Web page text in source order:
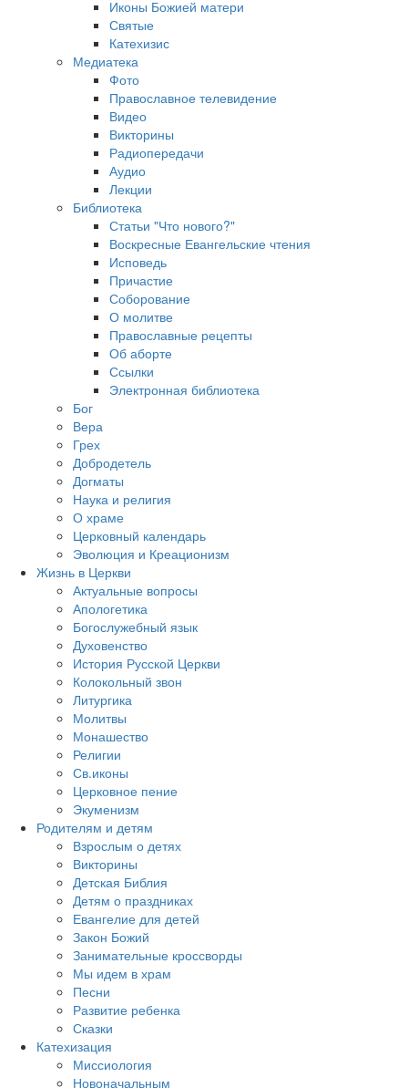
Иконы Божией матери
Святые
Катехизис
Медиатека
Фото
Православное телевидение
Видео
Викторины
Радиопередачи
Аудио
Лекции
Библиотека
Статьи "Что нового?"
Воскресные Евангельские чтения
Исповедь
Причастие
Соборование
О молитве
Православные рецепты
Об аборте
Ссылки
Электронная библиотека
Бог
Вера
Грех
Добродетель
Догматы
Наука и религия
О храме
Церковный календарь
Эволюция и Креационизм
Жизнь в Церкви
Актуальные вопросы
Апологетика
Богослужебный язык
Духовенство
История Русской Церкви
Колокольный звон
Литургика
Молитвы
Монашество
Религии
Св.иконы
Церковное пение
Экуменизм
Родителям и детям
Взрослым о детях
Викторины
Детская Библия
Детям о праздниках
Евангелие для детей
Закон Божий
Занимательные кроссворды
Мы идем в храм
Песни
Развитие ребенка
Сказки
Катехизация
Миссиология
Новоначальным